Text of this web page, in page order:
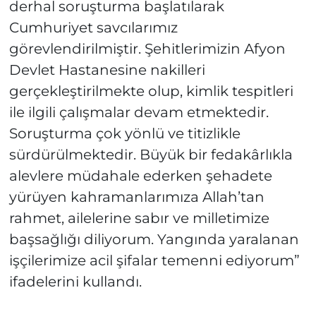
derhal soruşturma başlatılarak
Cumhuriyet savcılarımız
görevlendirilmiştir. Şehitlerimizin Afyon
Devlet Hastanesine nakilleri
gerçekleştirilmekte olup, kimlik tespitleri
ile ilgili çalışmalar devam etmektedir.
Soruşturma çok yönlü ve titizlikle
sürdürülmektedir. Büyük bir fedakârlıkla
alevlere müdahale ederken şehadete
yürüyen kahramanlarımıza Allah’tan
rahmet, ailelerine sabır ve milletimize
başsağlığı diliyorum. Yangında yaralanan
işçilerimize acil şifalar temenni ediyorum”
ifadelerini kullandı.